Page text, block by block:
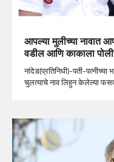
आपल्या मुलीच्या नावात
वडील आणि काकाला
नांदेड(प्रतिनिधी)-पती-पत्नीच्या
चुलत्याचे नाव लिहुन केलेल्या